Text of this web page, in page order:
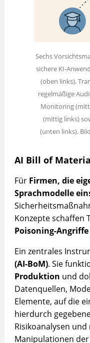
Sechs
sichere KI-
(oben links),
regelmäßige
Monitoring
(mittig links)
(unten links).
AI Bill of
Für Firmen, die
Sprachmodelle
Konzepte schaffen
Poisoning-Angriffe
Ein zentrales
(AI-BoM). Sie
Produktion und
Datenquellen,
Elemente, auf die
hierdurch
Risikoanalysen
Manipulationen